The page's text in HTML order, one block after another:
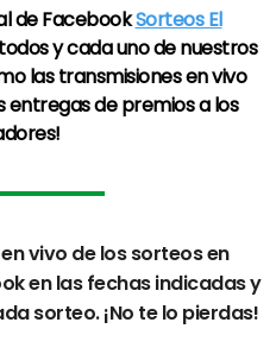
deFacebookSorteos El
y cada uno de nuestros
las transmisiones en vivo
entregas de premios a los
vivo de los sorteos en
en las fechas indicadas y
sorteo. ¡No te lo pierdas!